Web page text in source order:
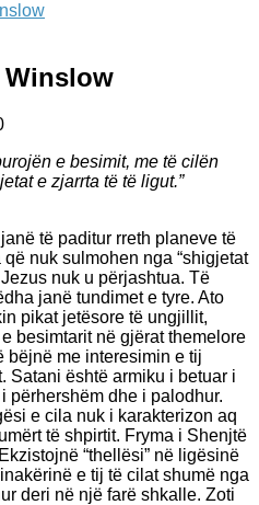
Winslow
e besimit, me të cilën
e zjarrta të të ligut.”
të paditur rreth planeve të
nuk sulmohen nga “shigjetat
nuk u përjashtua. Të
janë tundimet e tyre. Ato
pikat jetësore të ungjillit,
besimtarit në gjërat themelore
bëjnë me interesimin e tij
Satani është armiku i betuar i
përhershëm dhe i palodhur.
e cila nuk i karakterizon aq
të shpirtit. Fryma i Shenjtë
“thellësi” në ligësinë
e tij të cilat shumë nga
deri në një farë shkalle. Zoti